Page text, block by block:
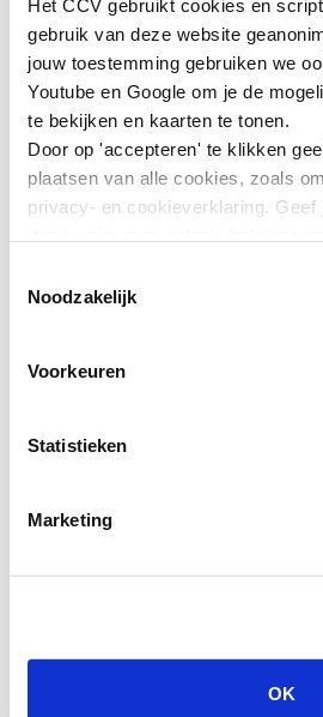
Het CCV gebruikt cookies en
gebruik van deze website
jouw toestemming gebruiken we
Youtube en Google om je de
te bekijken en kaarten te tonen.
Door op 'accepteren' te klikken
plaatsen van alle cookies, zoals
privacy- en cookieverklaring. Geef
Noodzakelijk
Voorkeuren
Statistieken
Marketing
OK
kunnen we leren
voor preventie?
Zweden wil jonge
tieners die ernstige
misdrijven plegen
zwaarder kunnen
straffen. Jongeren van
15 tot en met 17 jaar
in de gevangenis
12-minners,